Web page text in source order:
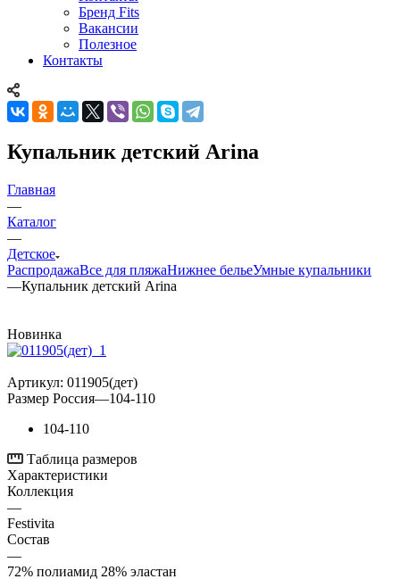
Бренд Fits
Вакансии
Полезное
Контакты
Купальник детский Arina
Главная
—
Каталог
—
Детское
РаспродажаВсе для пляжаНижнее бельеУмные купальники
—Купальник детский Arina
Новинка
Артикул: 011905(дет)
Размер Россия—104-110
104-110
Таблица размеров
Характеристики
Коллекция
—
Festivita
Состав
—
72% полиамид 28% эластан